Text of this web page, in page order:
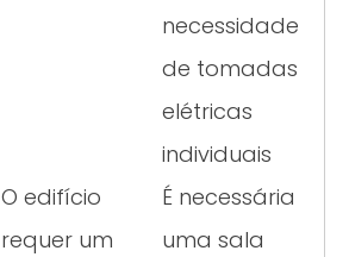
necessidade
de tomadas
elétricas
individuais
O edifício
requer um
É necessária
uma sala